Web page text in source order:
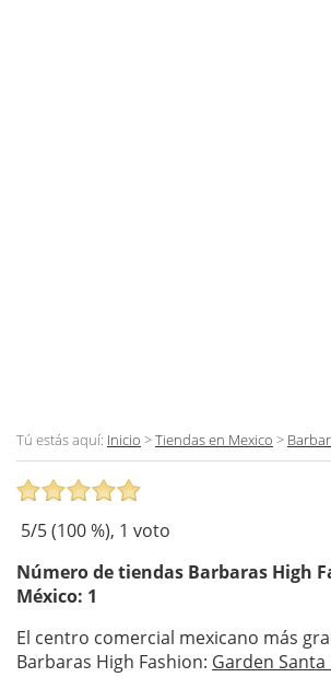
Tú estás aquí: Inicio >Tiendas en Mexico >
5/5 (100%), 1 voto
Número de tiendas Barbaras High
México: 1
El centro comercial mexicano más
Barbaras High Fashion: Garden Santa